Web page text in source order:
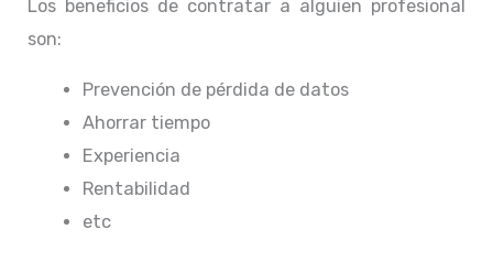
Los beneficios de contratar a alguien profesional
son:
Prevención de pérdida de datos
Ahorrar tiempo
Experiencia
Rentabilidad
etc